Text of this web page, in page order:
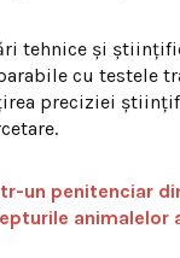
tehnice și
cu testele
preciziei
un penitenciar
animalelor